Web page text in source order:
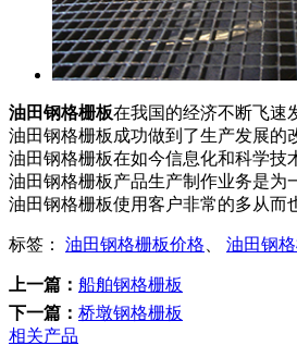
油田钢格栅板在我国的经济不断飞速
油田钢格栅板成功做到了生产发展的
油田钢格栅板在如今信息化和科学技
油田钢格栅板产品生产制作业务是为
油田钢格栅板使用客户非常的多从而
标签： 油田钢格栅板价格 油田钢
上一篇： 船舶钢格栅板
下一篇： 桥墩钢格栅板
相关产品